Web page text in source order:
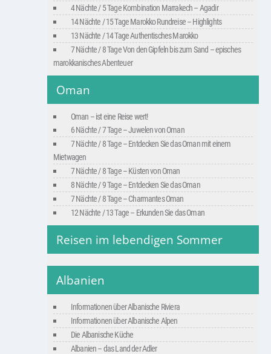
4 Nächte / 5 Tage Kombination Marrakech – Agadir
14 Nächte / 15 Tage Marokko Rundreise – Highlights
13 Nächte / 14 Tage Authentisches Marokko
7 Nächte / 8 Tage Von den Gipfeln bis zum Sand – episches
marokkanisches Abenteuer
Oman
Oman – ist eine Reise wert!
6 Nächte / 7 Tage – Juwelen von Oman
7 Nächte / 8 Tage – Entdecken Sie das Oman mit einem
Mietwagen
7 Nächte / 8 Tage – Küsten von Oman
8 Nächte / 9 Tage – Entdecken Sie das Oman
7 Nächte / 8 Tage – Charmantes Oman
12 Nächte / 13 Tage – Erkunden Sie das Oman
Reisen im lebendigen Sommer
Albanien
Informationen über Albanische Riviera
Informationen über Albanische Alpen
Die Albanische Küche
Albanien – das Land der Adler